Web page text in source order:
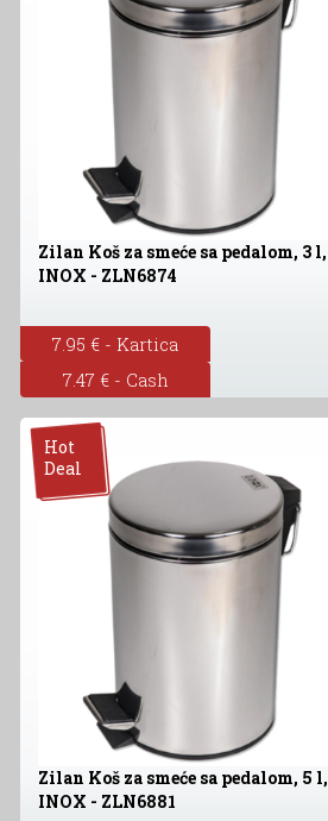
Zilan Koš za smeće sa pedalom, 3 l,
INOX - ZLN6874
7.95 € - Kartica
7.47 € - Cash
Hot
Deal
Zilan Koš za smeće sa pedalom, 5 l,
INOX - ZLN6881